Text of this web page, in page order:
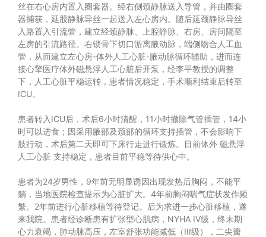
丝在右心房内置入圈套器。经右侧颈静脉送入导管，并由圈套
器捕获，延股静脉导丝一起送入左心房内。随后延颈静脉导丝
入路置入引流管，建立经颈静脉、上腔静脉、右房、房间隔至
左房的引流路径。右锁骨下切口游离腋动脉，端侧吻合人工血
管，从而建立左心房-体外人工心脏-腋动脉循环辅助，进而连
接心擎医疗体外磁悬浮人工心脏后开泵，经李平教授的调整
下，人工心脏平稳运转，患者情况稳定，手术顺利结束后转至
ICU。
患者转入ICU后，术后6小时清醒，11小时撤除气管插管，14小
时可以进食；因采用腋部及颈部的循环支持插管，不会影响下
肢行动，术后第二天即可下床行走进行锻炼。目前体外 磁悬浮
人工心脏 支持稳定，患者目前平稳等待供心中。
患者为24岁男性，9年前无明显诱因出现发热后胸闷，不能平
躺，当地医院检查提示为心脏扩大。4年前胸闷喘气症状发作频
繁。2年前进行心脏移植等待登记。后为求进一步心脏移植，遂
来我院。患者经诊断患有扩张型心肌病，NYHA IV级，终末期
心力衰竭，肺动脉高压，左室舒张功能减低（III级），二尖瓣